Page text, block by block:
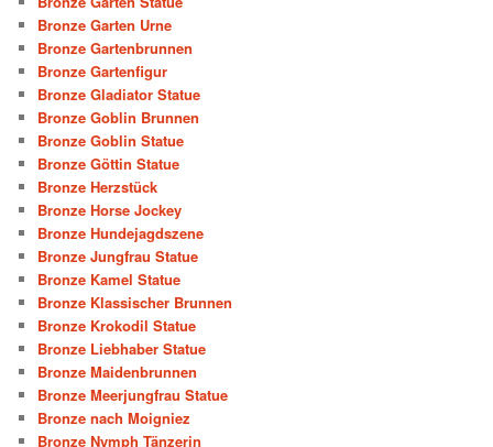
Bronze Garten Urne
Bronze Gartenbrunnen
Bronze Gartenfigur
Bronze Gladiator Statue
Bronze Goblin Brunnen
Bronze Goblin Statue
Bronze Göttin Statue
Bronze Herzstück
Bronze Horse Jockey
Bronze Hundejagdszene
Bronze Jungfrau Statue
Bronze Kamel Statue
Bronze Klassischer Brunnen
Bronze Krokodil Statue
Bronze Liebhaber Statue
Bronze Maidenbrunnen
Bronze Meerjungfrau Statue
Bronze nach Moigniez
Bronze Nymph Tänzerin